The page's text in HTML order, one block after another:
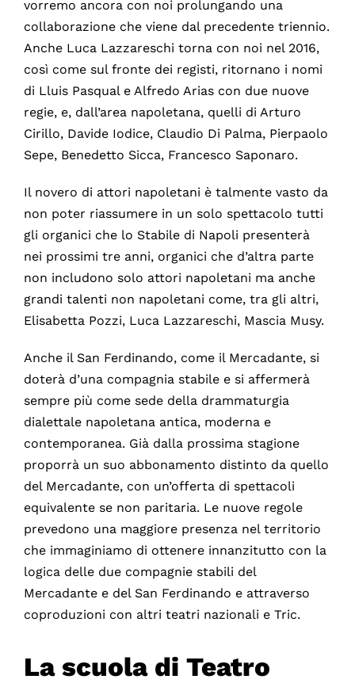
vorremo ancora con noi prolungando una
collaborazione che viene dal precedente triennio.
Anche Luca Lazzareschi torna con noi nel 2016,
così come sul fronte dei registi, ritornano i nomi
di Lluis Pasqual e Alfredo Arias con due nuove
regie, e, dall’area napoletana, quelli di Arturo
Cirillo, Davide Iodice, Claudio Di Palma, Pierpaolo
Sepe, Benedetto Sicca, Francesco Saponaro.
Il novero di attori napoletani è talmente vasto da
non poter riassumere in un solo spettacolo tutti
gli organici che lo Stabile di Napoli presenterà
nei prossimi tre anni, organici che d’altra parte
non includono solo attori napoletani ma anche
grandi talenti non napoletani come, tra gli altri,
Elisabetta Pozzi, Luca Lazzareschi, Mascia Musy.
Anche il San Ferdinando, come il Mercadante, si
doterà d’una compagnia stabile e si affermerà
sempre più come sede della drammaturgia
dialettale napoletana antica, moderna e
contemporanea. Già dalla prossima stagione
proporrà un suo abbonamento distinto da quello
del Mercadante, con un’offerta di spettacoli
equivalente se non paritaria. Le nuove regole
prevedono una maggiore presenza nel territorio
che immaginiamo di ottenere innanzitutto con la
logica delle due compagnie stabili del
Mercadante e del San Ferdinando e attraverso
coproduzioni con altri teatri nazionali e Tric.
La scuola di Teatro